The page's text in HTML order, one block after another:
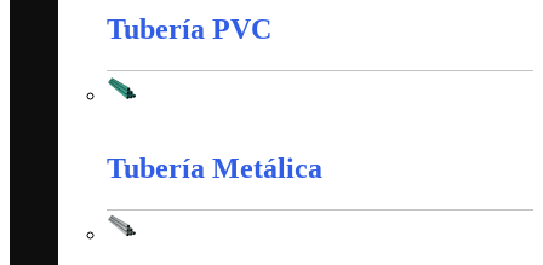
Tubería PVC
Tubería Metálica